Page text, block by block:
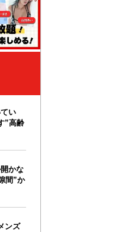
い
”高齢
かな
間”か
ンズ